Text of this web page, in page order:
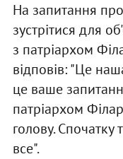
На запитання
зустрітися для
з патріархом
відповів: "Це
це ваше
патріархом
голову.
все".